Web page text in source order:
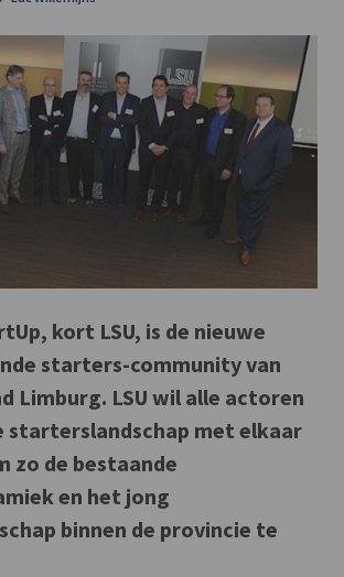
kort LSU, is de nieuwe
starters-community van
Limburg. LSU wil alle actoren
starterslandschap met elkaar
zo de bestaande
en het jong
binnen de provincie te